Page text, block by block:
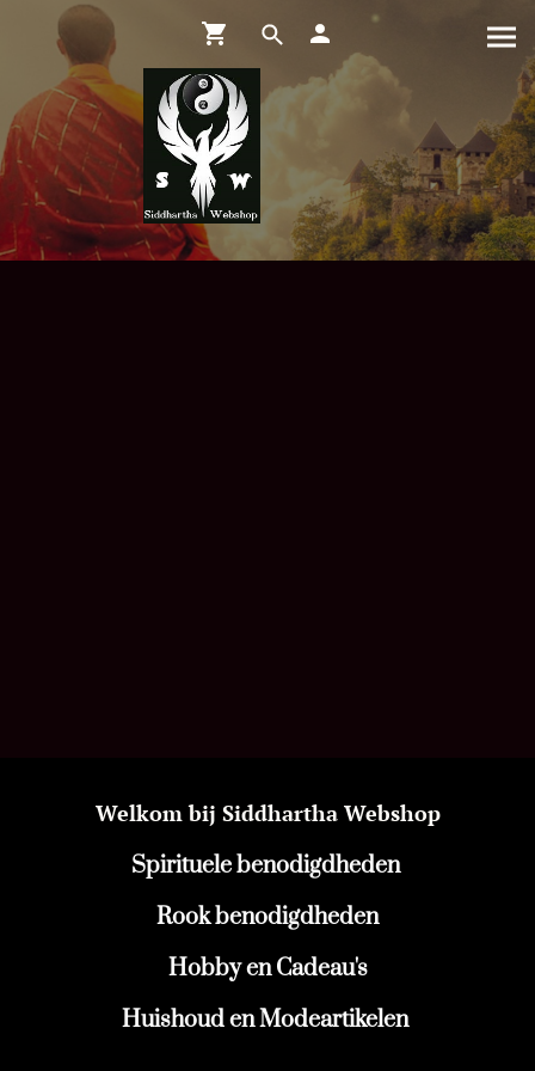
Welkom bij Siddhartha Webshop
Spirituele benodigdheden
Rook benodigdheden
Hobby en Cadeau's
Huishoud en Modeartikelen